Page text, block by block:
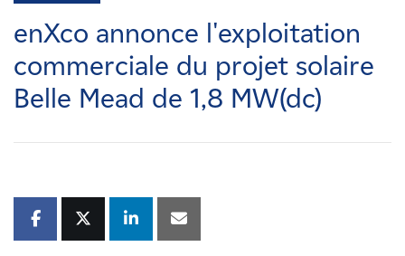
Contactez-nous
Affiliés
enXco annonce l'exploitation
commerciale du projet solaire
Belle Mead de 1,8 MW(dc)